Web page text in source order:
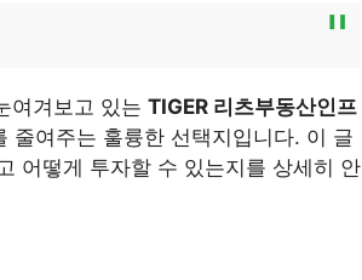
여겨보고 있는 TIGER 리츠부동산인프
줄여주는 훌륭한 선택지입니다. 이 글
어떻게 투자할 수 있는지를 상세히 안